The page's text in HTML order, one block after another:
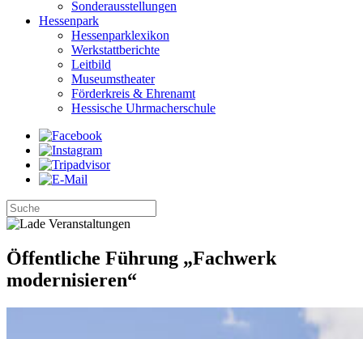
Sonderausstellungen
Hessenpark
Hessenparklexikon
Werkstattberichte
Leitbild
Museumstheater
Förderkreis & Ehrenamt
Hessische Uhrmacherschule
Öffentliche Führung „Fachwerk
modernisieren“